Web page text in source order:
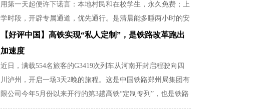
用第一天起便许下诺言：本地村民和在校学生，永久免费；上
学时段，开辟专属通道，优先通行。是清晨能多睡两小时的安
稳，是暴雨天不必紧贴湿滑崖壁的释然，是放学后还有余力帮
家里分担农活的从容。
【好评中国】高铁实现“私人定制”，是铁路改革跑出
加速度
近日，满载554名旅客的G3419次列车从河南开封启程驶向四
川泸州，开启一场3天2晚的旅程。这是中国铁路郑州局集团有
限公司今年5月份以来开行的第3趟高铁“定制专列”，也是铁路
部门精准对接市场需求的生动实践。